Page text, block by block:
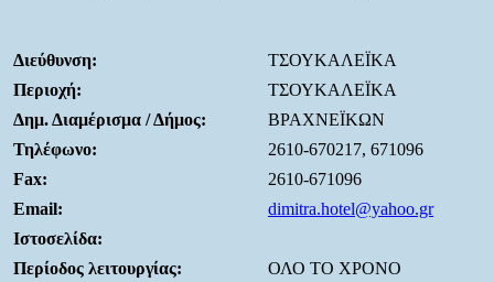
Διεύθυνση:
ΤΣΟΥΚΑΛΕΪΚΑ
Περιοχή:
ΤΣΟΥΚΑΛΕΪΚΑ
Δημ. Διαμέρισμα / Δήμος:
ΒΡΑΧΝΕΪΚΩΝ
Τηλέφωνο:
2610-670217, 671096
Fax:
2610-671096
Email:
dimitra.hotel@yahoo.gr
Ιστοσελίδα:
Περίοδος λειτουργίας:
ΟΛΟ ΤΟ ΧΡΟΝΟ